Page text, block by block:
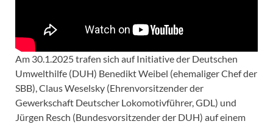
Am 30.1.2025 trafen sich auf Initiative der Deutschen
Umwelthilfe (DUH) Benedikt Weibel (ehemaliger Chef der
SBB), Claus Weselsky (Ehrenvorsitzender der
Gewerkschaft Deutscher Lokomotivführer, GDL) und
Jürgen Resch (Bundesvorsitzender der DUH) auf einem